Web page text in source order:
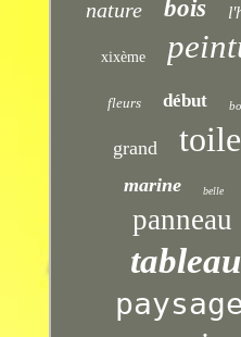
nature bois
xixème
fleurs début
grand toile
marine belle
panneau
tableau